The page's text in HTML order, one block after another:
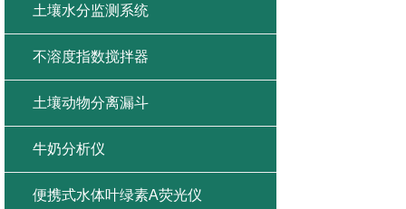
土壤水分监测系统
不溶度指数搅拌器
土壤动物分离漏斗
牛奶分析仪
便携式水体叶绿素A荧光仪